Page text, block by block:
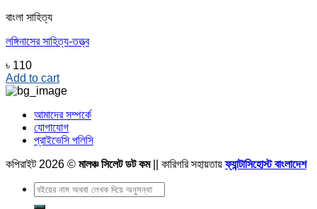
বাংলা সাহিত্য
লঙ্গিনাসের সাহিত্য-তত্ত্ব
৳ 110
Add to cart
আমাদের সম্পর্কে
যোগাযোগ
প্রাইভেসি পলিসি
কপিরাইট 2026 © মালঞ্চ সিলেট ডট কম|| কারিগরি সহায়তায়ফ্যান্টাসিহোস্ট বাংলাদেশ
Search
for: